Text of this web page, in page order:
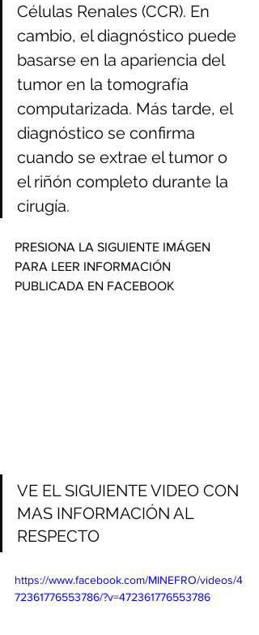
Células Renales (CCR). En
cambio, el diagnóstico puede
basarse en la apariencia del
tumor en la tomografía
computarizada. Más tarde, el
diagnóstico se confirma
cuando se extrae el tumor o
el riñón completo durante la
cirugía.
PRESIONA LA SIGUIENTE IMÁGEN
PARA LEER INFORMACIÓN
PUBLICADA EN FACEBOOK
VE EL SIGUIENTE VIDEO CON
MAS INFORMACIÓN AL
RESPECTO
https://www.facebook.com/MINEFRO/videos/4
72361776553786/?v=472361776553786